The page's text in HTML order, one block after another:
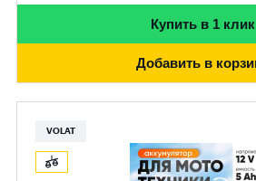
Купить в 1 клик
Добавить в
VOLAT